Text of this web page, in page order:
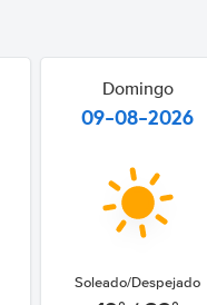
Domingo
09-08-2026
Soleado/Despejado